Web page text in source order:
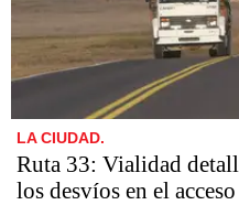
LA CIUDAD.
Ruta 33: Vialidad
los desvíos en el